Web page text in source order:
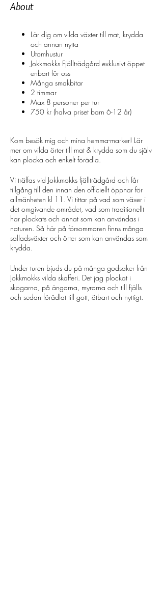
About
Lär dig om vilda växter till mat, krydda
och annan nytta
Utomhustur
Jokkmokks Fjällträdgård exklusivt öppet
enbart för oss
Många smakbitar
2 timmar
Max 8 personer per tur
750 kr (halva priset barn 6-12 år)
Kom besök mig och mina hemma-marker! Lär
mer om vilda örter till mat & krydda som du själv
kan plocka och enkelt förädla.
Vi träffas vid Jokkmokks fjällträdgård och får
tillgång till den innan den officiellt öppnar för
allmänheten kl 11. Vi tittar på vad som växer i
det omgivande området, vad som traditionellt
har plockats och annat som kan användas i
naturen. Så här på försommaren finns många
salladsväxter och örter som kan användas som
krydda.
Under turen bjuds du på många godsaker från
Jokkmokks vilda skafferi. Det jag plockat i
skogarna, på ängarna, myrarna och till fjälls
och sedan förädlat till gott, ätbart och nyttigt.